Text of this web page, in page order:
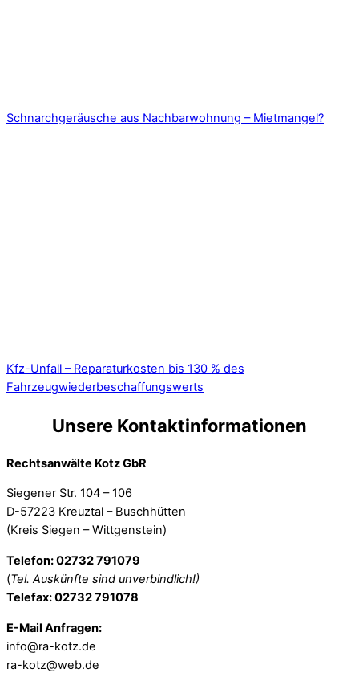
Schnarchgeräusche aus Nachbarwohnung – Mietmangel?
Kfz-Unfall – Reparaturkosten bis 130 % des
Fahrzeugwiederbeschaffungswerts
Unsere Kontaktinformationen
Rechtsanwälte Kotz GbR
Siegener Str. 104 – 106
D-57223 Kreuztal – Buschhütten
(Kreis Siegen – Wittgenstein)
Telefon: 02732 791079
(Tel. Auskünfte sind unverbindlich!)
Telefax: 02732 791078
E-Mail Anfragen:
info@ra-kotz.de
ra-kotz@web.de